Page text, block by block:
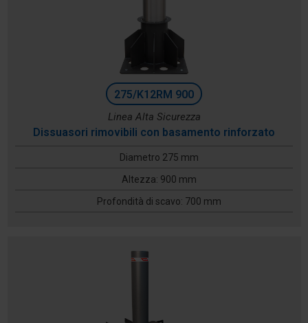
275/K12RM 900
Linea Alta Sicurezza
Dissuasori rimovibili con basamento rinforzato
Diametro 275 mm
Altezza: 900 mm
Profondità di scavo: 700 mm